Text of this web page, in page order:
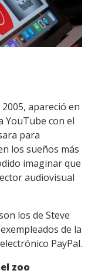
apareció en
YouTube con el
para
los sueños más
imaginar que
audiovisual
los de Steve
de la
PayPal.
zoo